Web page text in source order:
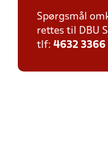
Spørgsmål
rettes til DBU
tlf: 4632 3366